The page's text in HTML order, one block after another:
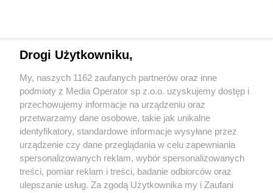
Wydawca mediówlokalnych
Nie zapomnij
zapoznać się z:
polityką prywatności
Twojemiasto Skontaktuj się z nami
Drogi Użytkowniku,
My, naszych 1162 zaufanych partnerów oraz inne
podmioty z Media Operator sp z.o.o. uzyskujemy dostęp i
przechowujemy informacje na urządzeniu oraz
przetwarzamy dane osobowe, takie jak unikalne
identyfikatory, standardowe informacje wysyłane przez
urządzenie czy dane przeglądania w celu zapewniania
spersonalizowanych reklam, wybór spersonalizowanych
treści, pomiar reklam i treści, badanie odbiorców oraz
ulepszanie usług. Za zgodą Użytkownika my i Zaufani